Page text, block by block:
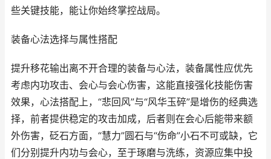
些关键技能，能让你始终掌控战局。
装备心法选择与属性搭配
提升移花输出离不开合理的装备与心法，装备属性应优先
考虑内功攻击、会心与会心伤害，这能直接强化技能伤害
效果，心法搭配上，“悲回风”与“风华玉碎”是增伤的经典选
择，前者提供稳定的攻击加成，后者则在会心后能带来额
外伤害，砭石方面，“慧力”圆石与“伤命”小石不可或缺，它
们分别提升内功与会心，至于琢磨与洗练，资源应集中投